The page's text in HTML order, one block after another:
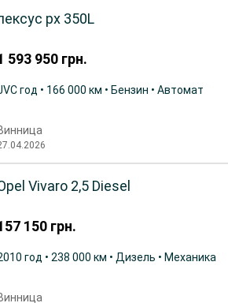
593 950 грн.
рх 350L
год • 166 000 км • Бензин • Автомат
150 грн.
Vivaro 2,5 Diesel
год • 238 000 км • Дизель • Механика